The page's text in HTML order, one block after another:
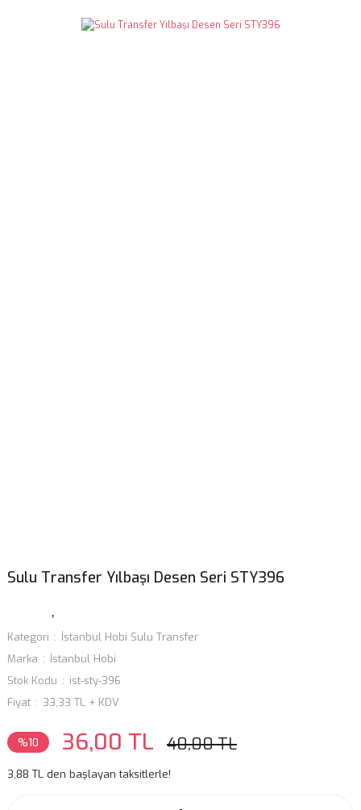
Sulu Transfer Yılbaşı Desen Seri STY396
Kategori
İstanbul Hobi Sulu Transfer
Marka
İstanbul Hobi
Stok Kodu
ist-sty-396
Fiyat
33,33 TL + KDV
%10 36,00 TL 40,00 TL
3,88 TL den başlayan taksitlerle!